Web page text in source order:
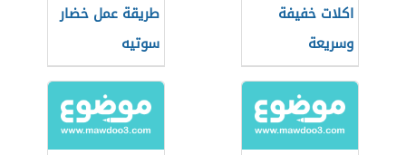
اكلات خفيفة
وسريعة
طريقة عمل خضار
سوتيه